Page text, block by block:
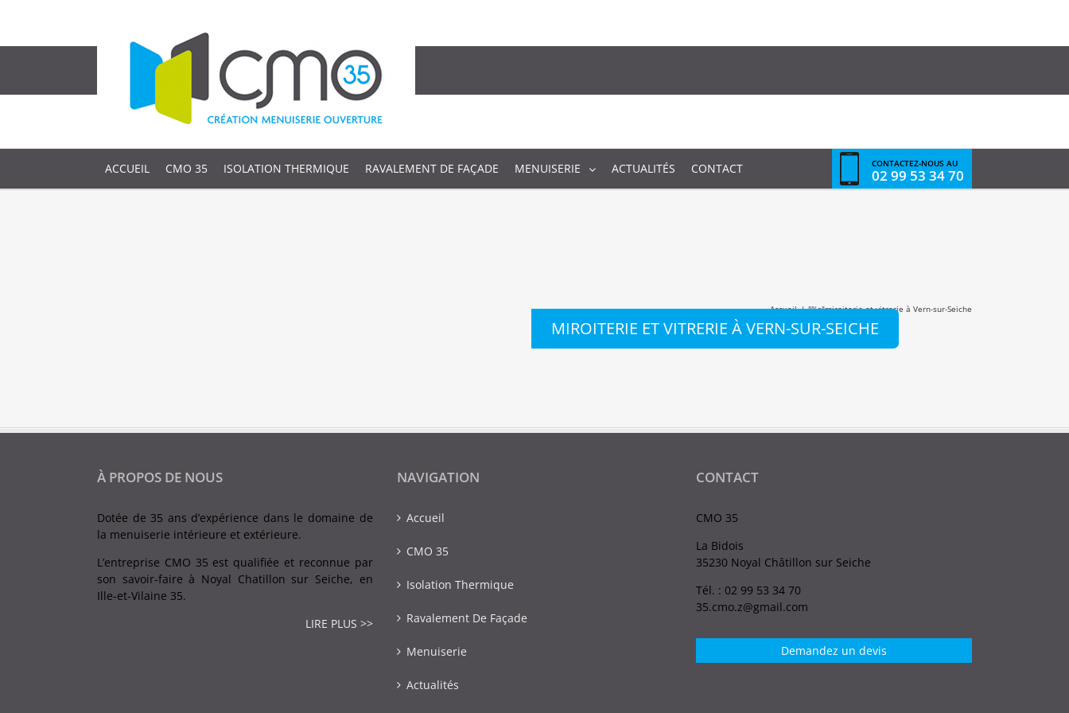
ACCUEIL CMO 35 ISOLATION THERMIQUE RAVALEMENT DE FAÇADE MENUISERIE ACTUALITÉS CONTACT CONTACTEZ-NOUS AU
02 99 53 34 70
MIROITERIE ET VITRERIE À VERN-SUR-SEICHE
Accueil / "%s"miroiterie et vitrerie à Vern-sur-Seiche
À PROPOS DE NOUS
Dotée de 35 ans d’expérience dans le domaine de
la menuiserie intérieure et extérieure.
L’entreprise CMO 35 est qualifiée et reconnue par
son savoir-faire à Noyal Chatillon sur Seiche, en
Ille-et-Vilaine 35.
LIRE PLUS >>
NAVIGATION
Accueil
CMO 35
Isolation Thermique
Ravalement De Façade
Menuiserie
Actualités
CONTACT
CMO 35
La Bidois
35230 Noyal Châtillon sur Seiche
Tél. : 02 99 53 34 70
35.cmo.z@gmail.com
Demandez un devis